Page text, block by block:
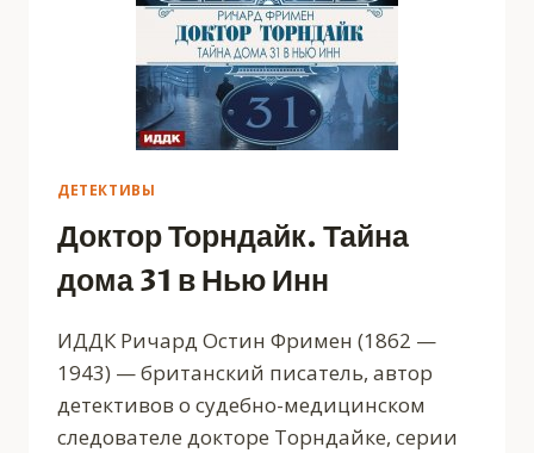
ДЕТЕКТИВЫ
Доктор Торндайк. Тайна
дома 31 в Нью Инн
ИДДК Ричард Остин Фримен (1862 —
1943) — британский писатель, автор
детективов о судебно-медицинском
следователе докторе Торндайке, серии